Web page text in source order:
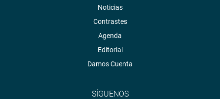
Noticias
Contrastes
Agenda
Editorial
Damos Cuenta
SÍGUENOS